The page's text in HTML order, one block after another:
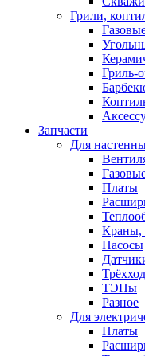
Грили,
Гриль-
Запчасти
Для
Платы
Краны,
Насосы
ТЭНы
Разное
Для
Платы